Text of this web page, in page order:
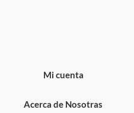
Mi cuenta
Acerca de Nosotras